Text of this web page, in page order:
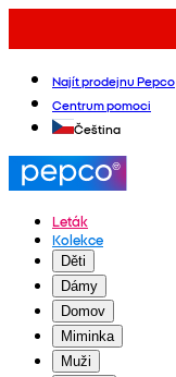
Najít prodejnu Pepco
Centrum pomoci
Čeština
Leták
Kolekce
Děti
Dámy
Domov
Miminka
Muži